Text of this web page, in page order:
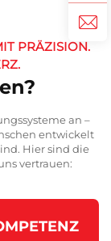
PRÄZISION.
an –
entwickelt
Hier sind die
vertrauen: